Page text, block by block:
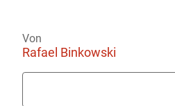
Von
Rafael Binkowski